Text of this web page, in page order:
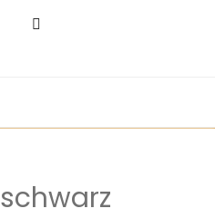
schwarz